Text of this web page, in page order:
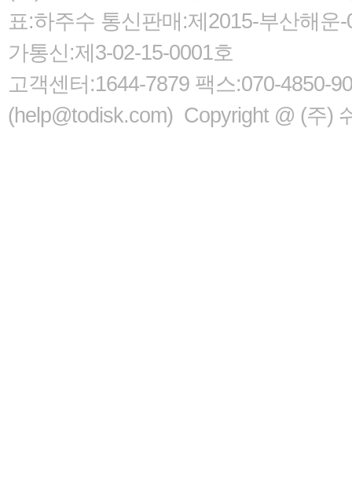
표:하주수 통신판매:제2015-부산해
가통신:제3-02-15-0001호
고객센터:1644-7879 팩스:070-4850-
(help@todisk.com) Copyright @ (주)